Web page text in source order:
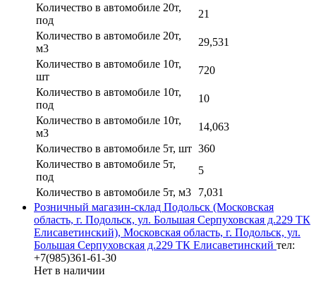
Количество в автомобиле 20т,
под
21
Количество в автомобиле 20т,
м3
29,531
Количество в автомобиле 10т,
шт
720
Количество в автомобиле 10т,
под
10
Количество в автомобиле 10т,
м3
14,063
Количество в автомобиле 5т, шт 360
Количество в автомобиле 5т,
под
5
Количество в автомобиле 5т, м3
7,031
Розничный магазин-склад Подольск (Московская
область, г. Подольск, ул. Большая Серпуховская д.229 ТК
Елисаветинский), Московская область, г. Подольск, ул.
Большая Серпуховская д.229 ТК Елисаветинский тел:
+7(985)361-61-30
Нет в наличии